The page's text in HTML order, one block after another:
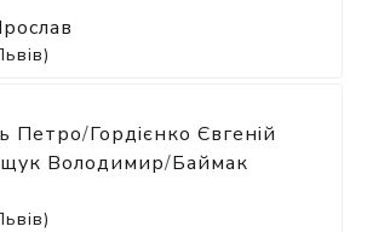
Петро/Гордієнко Євгеній
Володимир/Баймак